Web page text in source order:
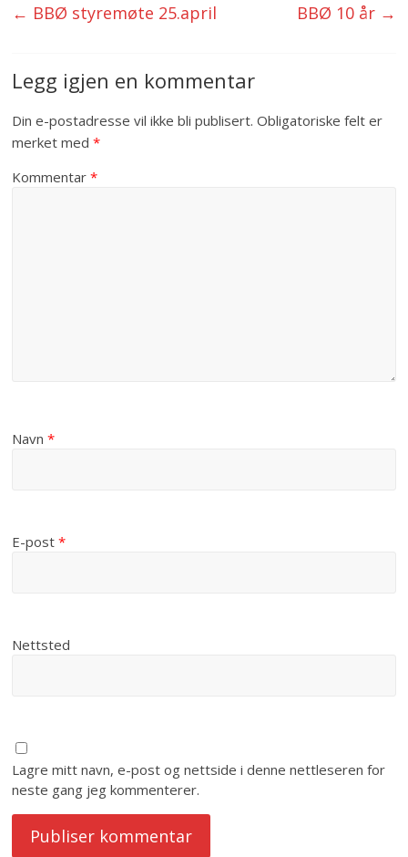
← BBØ styremøte 25.april BBØ 10 år →
Legg igjen en kommentar
Din e-postadresse vil ikke bli publisert. Obligatoriske felt er
merket med*
Kommentar*
Navn*
E-post*
Nettsted
Lagre mitt navn, e-post og nettside i denne nettleseren for
neste gang jeg kommenterer.